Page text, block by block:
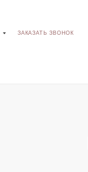
ЗАКАЗАТЬ ЗВОНОК